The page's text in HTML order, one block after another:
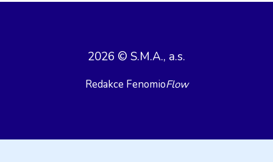
2026 © S.M.A., a.s.
Redakce FenomioFlow